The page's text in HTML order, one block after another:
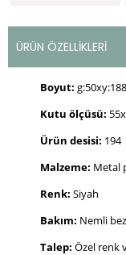
ÜRÜN ÖZELLIKLERI
Boyut:
Kutu ölçüsü:
Ürün desisi: 194
Malzeme: Metal
Renk: Siyah
Bakım: Nemli
Talep: Özel renk